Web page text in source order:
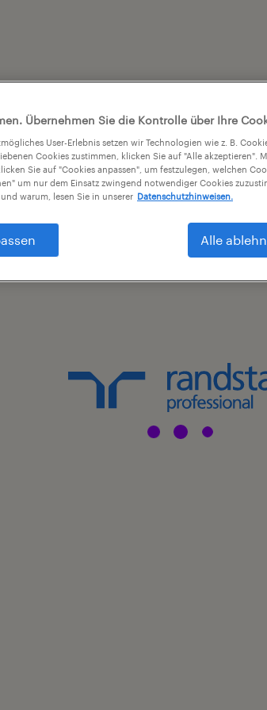
Übernehmen Sie die Kontrolle über Ihre
User-Erlebnis setzen wir Technologien wie z. B.
Cookies zustimmen, klicken Sie auf "Alle akzeptieren".
Sie auf "Cookies anpassen", um festzulegen, welchen
um nur dem Einsatz zwingend notwendiger Cookies
warum, lesen Sie in unserer Datenschutzhinweisen.
Alle